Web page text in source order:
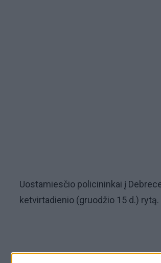
Uostamiesčio policininkai į
ketvirtadienio (gruodžio 15 d.) rytą.